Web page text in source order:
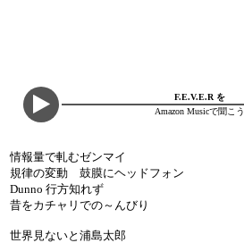
F.E.V.E.R を
Amazon Musicで聞こう
情報量で軋むゼンマイ
規律の変動 鼓膜にヘッドフォン
Dunno 行方知れず
昔をカチャリでの～んびり
世界見ないと浦島太郎